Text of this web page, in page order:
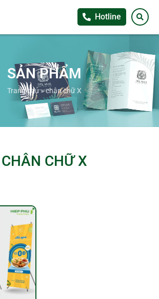
Hotline
SẢN PHẨM
Trang chủ»chân chữ X
CHÂN CHỮ X